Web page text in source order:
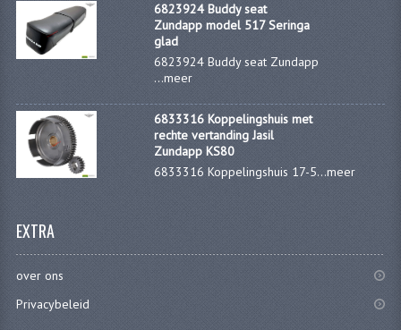
SPROEIERSET BING KLEIN NT 44-031
SPROEIERSET BING ZESKANT 44-051
CARTERDELEN
CILINDERS EN ZUIGERS
6823924 Buddy seat
Zundapp model 517 Seringa
glad
6823924 Buddy seat Zundapp
...meer
6833316 Koppelingshuis met
rechte vertanding Jasil
Zundapp KS80
6833316 Koppelingshuis 17-5...meer
EXTRA
over ons
Privacybeleid